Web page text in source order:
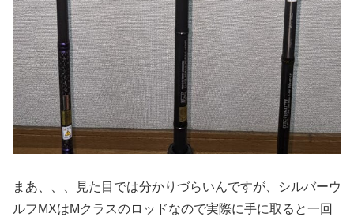
まあ、、、見た目では分かりづらいんですが、シルバーウ
ルフMXはMクラスのロッドなので実際に手に取ると一回